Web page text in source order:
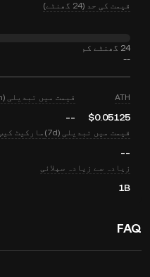
قیمت کی حد (24 گھنٹے)
24 گھنٹے کم
--
ATH
$0.05125
قیمت میں تبدیلی (1h)
--
قیمت میں تبدیلی (7d)
--
مارکیٹ
زیادہ سے زیادہ سپلائی
1B
FAQ